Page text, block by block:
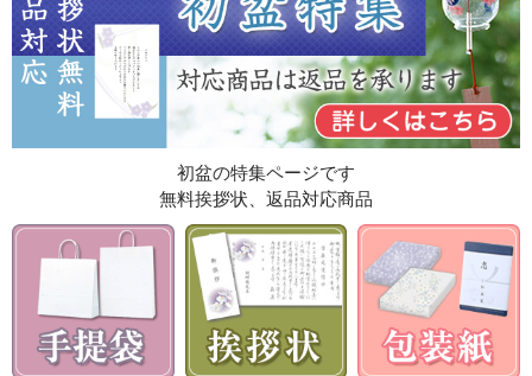
初盆の特集ページです
無料挨拶状、返品対応商品